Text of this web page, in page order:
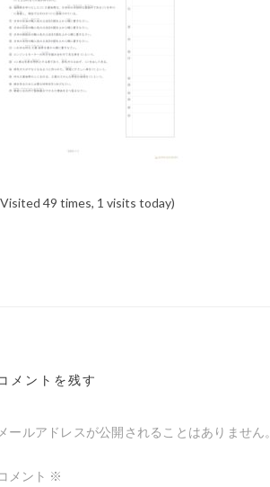
49 times, 1 visits today)
メントを残す
メールアドレスが公開されることはありません。
メント ※